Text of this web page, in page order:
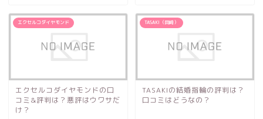
店舗所在地
エクセルコダイヤモンド
エクセルコダイヤモンドの口
コミ&評判は？悪評はウワサだ
け？
TASAKI（田崎）
TASAKIの結婚指輪の評判は？
口コミはどうなの？